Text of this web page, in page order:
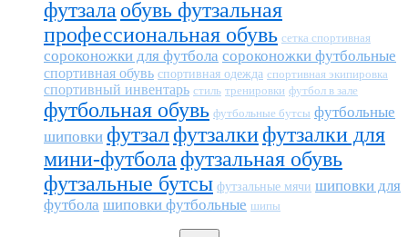
футзала обувь футзальная
профессиональная обувь сетка спортивная
сороконожки для футбола сороконожки футбольные
спортивная обувь спортивная одежда спортивная экипировка
спортивный инвентарь стиль тренировки футбол в зале
футбольная обувь футбольные бутсы футбольные
шиповки футзалфутзалкифутзалки для
мини-футбола футзальная обувь
футзальные бутсы футзальные мячи шиповки для
футбола шиповки футбольные шипы